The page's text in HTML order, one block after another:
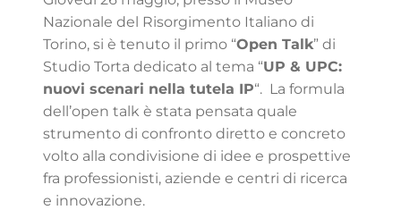
Nazionale del Risorgimento Italiano di
Torino, si è tenuto il primo “Open Talk” di
Studio Torta dedicato al tema “UP & UPC:
nuovi scenari nella tutela IP“. La formula
dell’open talk è stata pensata quale
strumento di confronto diretto e concreto
volto alla condivisione di idee e prospettive
fra professionisti, aziende e centri di ricerca
e innovazione.